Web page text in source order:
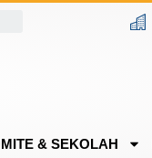
& SEKOLAH